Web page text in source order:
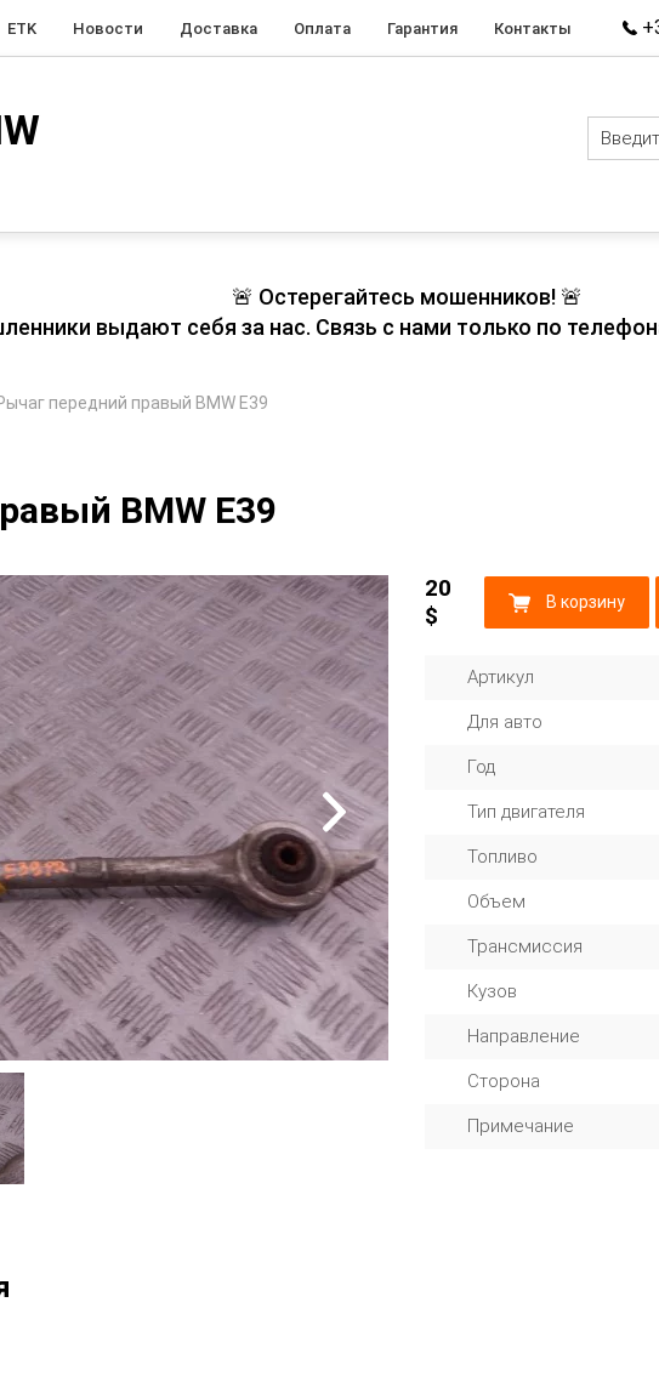
ETK Новости Доставка Оплата Гарантия Контакты
🚨 Остерегайтесь мошенников! 🚨
выдают себя за нас. Связь с нами только по
передний правый BMW E39
BMW E39
20
$
В корзину
Артикул
Для авто
Год
Тип двигателя
Топливо
Объем
Трансмиссия
Кузов
Направление
Сторона
Примечание